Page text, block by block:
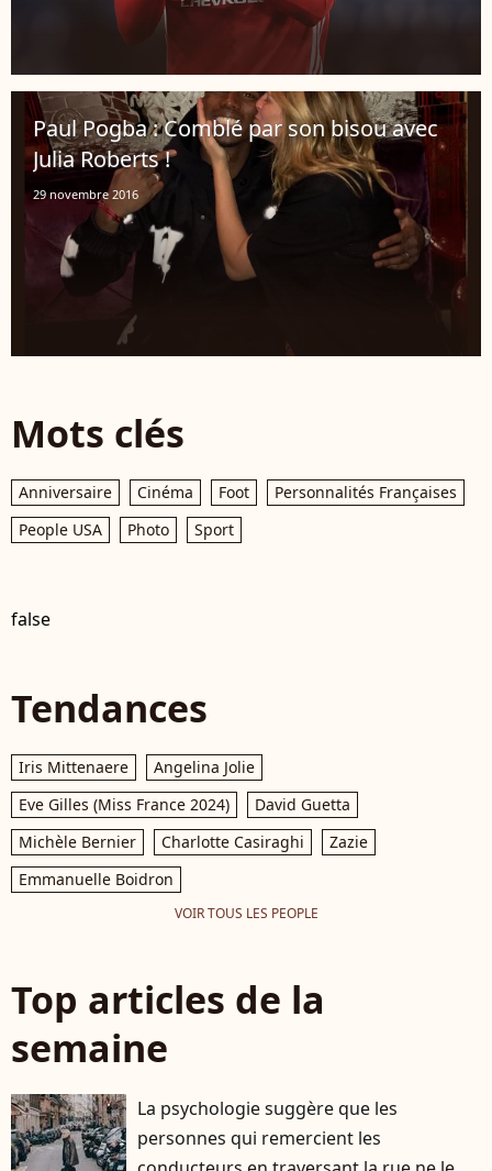
Paul Pogba : Comblé par son bisou avec
Julia Roberts !
29 novembre 2016
Mots clés
Anniversaire Cinéma Foot
Personnalités Françaises
People USA
Photo Sport
false
Tendances
Iris Mittenaere
Angelina Jolie
Eve Gilles (Miss France 2024)
David Guetta
Michèle Bernier
Charlotte Casiraghi
Zazie
Emmanuelle Boidron
VOIR TOUS LES PEOPLE
Top articles de la
semaine
La psychologie suggère que les
personnes qui remercient les